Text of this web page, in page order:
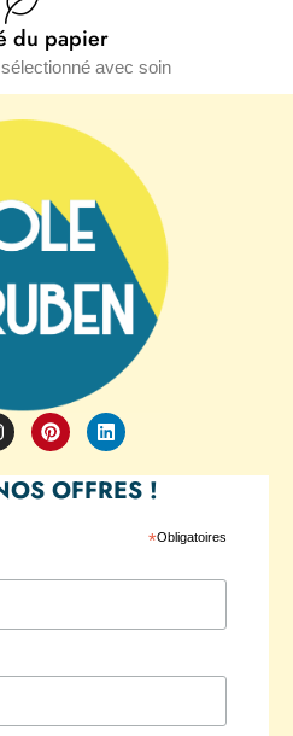
du papier
avec soin
P
i
t
e
t
L
i
k
e
OFFRES !
*Obligatoires